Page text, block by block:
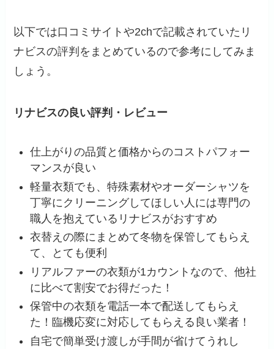
以下では口コミサイトや2chで記載されていたリ
ナビスの評判をまとめているので参考にしてみま
しょう。
リナビスの良い評判・レビュー
仕上がりの品質と価格からのコストパフォー
マンスが良い
軽量衣類でも、特殊素材やオーダーシャツを
丁寧にクリーニングしてほしい人には専門の
職人を抱えているリナビスがおすすめ
衣替えの際にまとめて冬物を保管してもらえ
て、とても便利
リアルファーの衣類が1カウントなので、他社
に比べて割安でお得だった！
保管中の衣類を電話一本で配送してもらえ
た！臨機応変に対応してもらえる良い業者！
自宅で簡単受け渡しが手間が省けてうれし